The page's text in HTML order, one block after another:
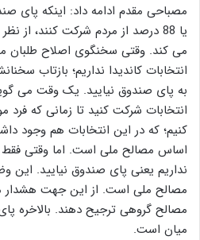
یا 88 درصد از مردم شرکت کنند،
می کند. وقتی سخنگوی اصلاح طلبان
انتخابات کاندیدا نداریم؛ بازتاب
به پای صندوق نیایید. یک وقت می
انتخابات شرکت کنید تا زمانی که فرد
کنیم؛ که در این انتخابات هم وجود
اساس مصالح ملی است. اما وقتی فقط
نداریم یعنی پای صندوق نیایید.
مصالح ملی است. از این جهت هشدار
مصالح گروهی ترجیح دهند. بالاخره
میان است.